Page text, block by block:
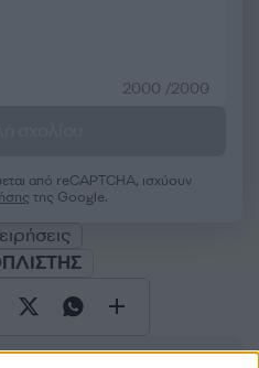
2000 /2000
από reCAPTCHA, ισχύουν
της Google.